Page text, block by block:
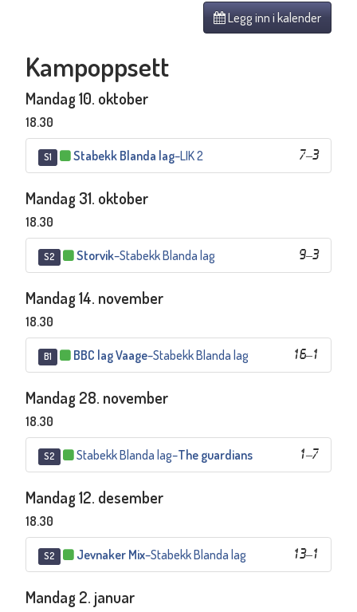
Legg inn i kalender
Kampoppsett
Mandag 10. oktober
18.30
S1 7–3
Stabekk Blanda lag–LIK 2
Mandag 31. oktober
18.30
S2 9–3
Storvik–Stabekk Blanda lag
Mandag 14. november
18.30
B1 16–1
BBC lag Vaage–Stabekk Blanda lag
Mandag 28. november
18.30
S2 1–7
Stabekk Blanda lag–The guardians
Mandag 12. desember
18.30
S2 13–1
Jevnaker Mix–Stabekk Blanda lag
Mandag 2. januar